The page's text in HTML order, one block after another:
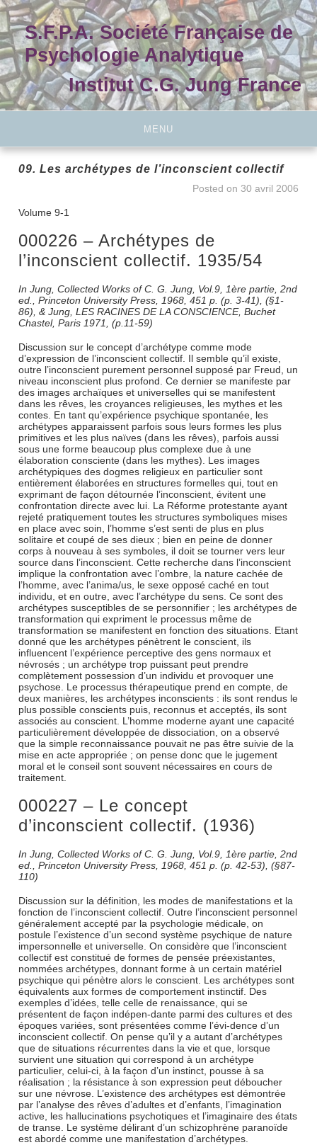
Skip
to
contentS.F.P.A. Société Française de
Psychologie Analytique
Institut C.G. Jung France
MENU
09. Les archétypes de l’inconscient collectif
Posted on 30 avril 2006
Volume 9-1
000226 – Archétypes de
l’inconscient collectif. 1935/54
In Jung, Collected Works of C. G. Jung, Vol.9, 1ère partie, 2nd
ed., Princeton University Press, 1968, 451 p. (p. 3-41), (§1-
86), & Jung, LES RACINES DE LA CONSCIENCE, Buchet
Chastel, Paris 1971, (p.11-59)
Discussion sur le concept d’archétype comme mode
d’expression de l’inconscient collectif. Il semble qu’il existe,
outre l’inconscient purement personnel supposé par Freud, un
niveau inconscient plus profond. Ce dernier se manifeste par
des images archaïques et universelles qui se manifestent
dans les rêves, les croyances religieuses, les mythes et les
contes. En tant qu’expérience psychique spontanée, les
archétypes apparaissent parfois sous leurs formes les plus
primitives et les plus naïves (dans les rêves), parfois aussi
sous une forme beaucoup plus complexe due à une
élaboration consciente (dans les mythes). Les images
archétypiques des dogmes religieux en particulier sont
entièrement élaborées en structures formelles qui, tout en
exprimant de façon détournée l’inconscient, évitent une
confrontation directe avec lui. La Réforme protestante ayant
rejeté pratiquement toutes les structures symboliques mises
en place avec soin, l’homme s’est senti de plus en plus
solitaire et coupé de ses dieux ; bien en peine de donner
corps à nouveau à ses symboles, il doit se tourner vers leur
source dans l’inconscient. Cette recherche dans l’inconscient
implique la confrontation avec l’ombre, la nature cachée de
l’homme, avec l’anima/us, le sexe opposé caché en tout
individu, et en outre, avec l’archétype du sens. Ce sont des
archétypes susceptibles de se personnifier ; les archétypes de
transformation qui expriment le processus même de
transformation se manifestent en fonction des situations. Etant
donné que les archétypes pénètrent le conscient, ils
influencent l’expérience perceptive des gens normaux et
névrosés ; un archétype trop puissant peut prendre
complètement possession d’un individu et provoquer une
psychose. Le processus thérapeutique prend en compte, de
deux manières, les archétypes inconscients : ils sont rendus le
plus possible conscients puis, reconnus et acceptés, ils sont
associés au conscient. L’homme moderne ayant une capacité
particulièrement développée de dissociation, on a observé
que la simple reconnaissance pouvait ne pas être suivie de la
mise en acte appropriée ; on pense donc que le jugement
moral et le conseil sont souvent nécessaires en cours de
traitement.
000227 – Le concept
d’inconscient collectif. (1936)
In Jung, Collected Works of C. G. Jung, Vol.9, 1ère partie, 2nd
ed., Princeton University Press, 1968, 451 p. (p. 42-53), (§87-
110)
Discussion sur la définition, les modes de manifestations et la
fonction de l’inconscient collectif. Outre l’inconscient personnel
généralement accepté par la psychologie médicale, on
postule l’existence d’un second système psychique de nature
impersonnelle et universelle. On considère que l’inconscient
collectif est constitué de formes de pensée préexistantes,
nommées archétypes, donnant forme à un certain matériel
psychique qui pénètre alors le conscient. Les archétypes sont
équivalents aux formes de comportement instinctif. Des
exemples d’idées, telle celle de renaissance, qui se
présentent de façon indépen-dante parmi des cultures et des
époques variées, sont présentées comme l’évi-dence d’un
inconscient collectif. On pense qu’il y a autant d’archétypes
que de situations récurrentes dans la vie et que, lorsque
survient une situation qui correspond à un archétype
particulier, celui-ci, à la façon d’un instinct, pousse à sa
réalisation ; la résistance à son expression peut déboucher
sur une névrose. L’existence des archétypes est démontrée
par l’analyse des rêves d’adultes et d’enfants, l’imagination
active, les hallucinations psychotiques et l’imaginaire des états
de transe. Le système délirant d’un schizophrène paranoïde
est abordé comme une manifestation d’archétypes.